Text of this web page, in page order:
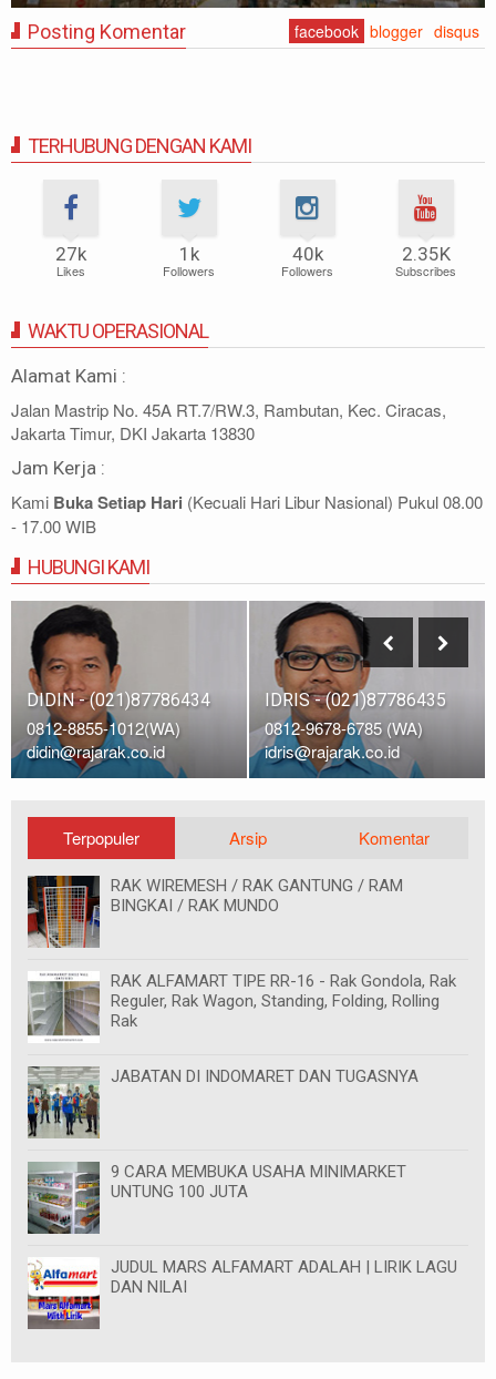
Posting Komentar facebook blogger disqus
TERHUBUNG DENGAN KAMI
27k
Likes
1k
Followers
40k
Followers
2.35K
Subscribes
WAKTU OPERASIONAL
Alamat Kami :
Jalan Mastrip No. 45A RT.7/RW.3, Rambutan, Kec. Ciracas,
Jakarta Timur, DKI Jakarta 13830
Jam Kerja :
Kami Buka Setiap Hari (Kecuali Hari Libur Nasional) Pukul 08.00
- 17.00 WIB
HUBUNGI KAMI
DIDIN - (021)87786434
0812-8855-1012(WA)
didin@rajarak.co.id
IDRIS - (021)87786435
0812-9678-6785 (WA)
idris@rajarak.co.id
Terpopuler Arsip Komentar
RAK WIREMESH / RAK GANTUNG / RAM
BINGKAI / RAK MUNDO
RAK ALFAMART TIPE RR-16 - Rak Gondola, Rak
Reguler, Rak Wagon, Standing, Folding, Rolling
Rak
JABATAN DI INDOMARET DAN TUGASNYA
9 CARA MEMBUKA USAHA MINIMARKET
UNTUNG 100 JUTA
JUDUL MARS ALFAMART ADALAH | LIRIK LAGU
DAN NILAI